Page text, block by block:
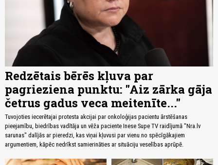
Redzētais bērēs kļuva par
pagrieziena punktu: "Aiz zārka gāja
četrus gadus veca meitenīte..."
Tuvojoties iecerētajai protesta akcijai par onkoloģijas pacientu ārstēšanas
pieejamību, biedrības vadītāja un vēža paciente Inese Supe TV raidījumā "Nra.lv
sarunas" dalījās ar pieredzi, kas viņai kļuvusi par vienu no spēcīgākajiem
argumentiem, kāpēc nedrīkst samierināties ar situāciju veselības aprūpē.